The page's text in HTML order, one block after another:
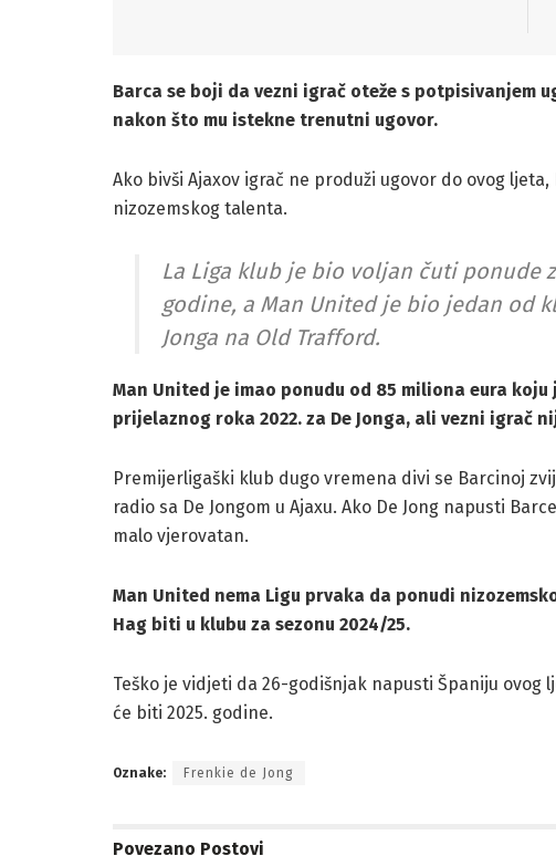
Barca se boji da vezni igrač oteže s potpisivanjem
nakon što mu istekne trenutni ugovor.
Ako bivši Ajaxov igrač ne produži ugovor do ovog
nizozemskog talenta.
La Liga klub je bio voljan čuti ponude
godine, a Man United je bio jedan od
Jonga na Old Trafford.
Man United je imao ponudu od 85 miliona eura
prijelaznog roka 2022. za De Jonga, ali vezni igrač
Premijerligaški klub dugo vremena divi se Barcinoj
radio sa De Jongom u Ajaxu. Ako De Jong napusti
malo vjerovatan.
Man United nema Ligu prvaka da ponudi
Hag biti u klubu za sezonu 2024/25.
Teško je vidjeti da 26-godišnjak napusti Španiju
će biti 2025. godine.
Oznake: Frenkie de Jong
Povezano Postovi